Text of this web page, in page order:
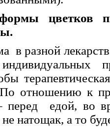
цветков
в разной
По отношению к
перед едой, во
натощак, а то